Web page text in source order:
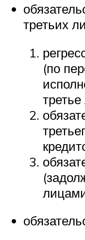
третьих
(по